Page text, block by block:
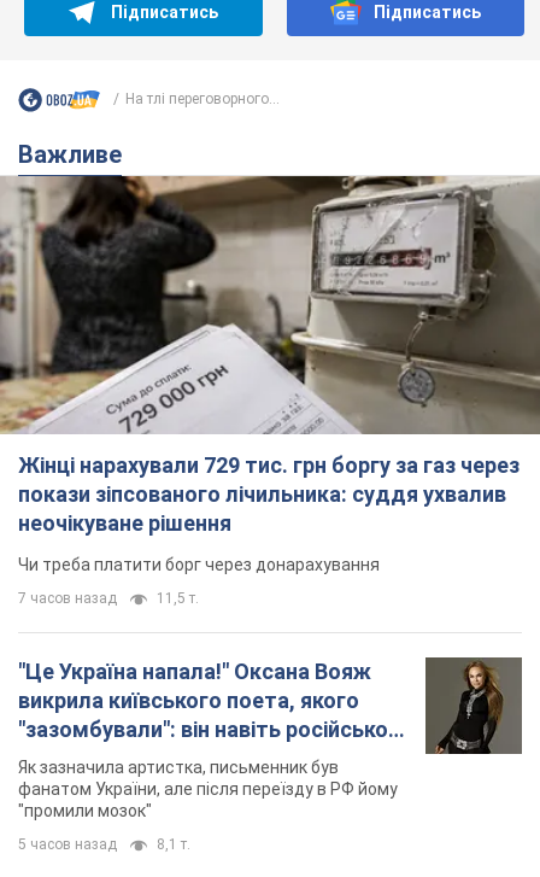
Підписатись Підписатись
На тлі переговорного...
Важливе
Жінці нарахували 729 тис. грн боргу за газ через
покази зіпсованого лічильника: суддя ухвалив
неочікуване рішення
Чи треба платити борг через донарахування
7 часов назад 11,5 т.
"Це Україна напала!" Оксана Вояж
викрила київського поета, якого
"зазомбували": він навіть російської
не знав, а тепер хоче геноциду
українців
Як зазначила артистка, письменник був
фанатом України, але після переїзду в РФ йому
"промили мозок"
5 часов назад 8,1 т.